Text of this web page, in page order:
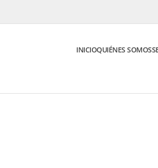
INICIOQUIÉNES SOMOS